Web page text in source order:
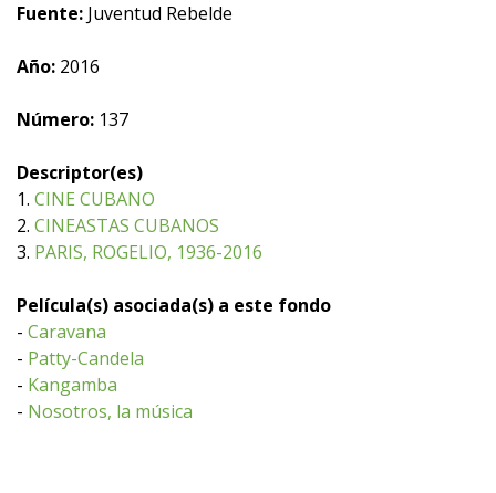
Fuente: Juventud Rebelde
Año: 2016
Número: 137
Descriptor(es)
1. CINE CUBANO
2. CINEASTAS CUBANOS
3. PARIS, ROGELIO, 1936-2016
Película(s) asociada(s) a este fondo
- Caravana
- Patty-Candela
- Kangamba
- Nosotros, la música